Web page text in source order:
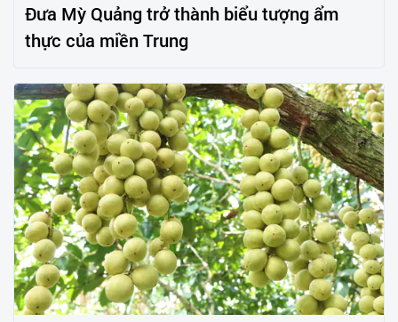
Đưa Mỳ Quảng trở thành biểu tượng ẩm
thực của miền Trung